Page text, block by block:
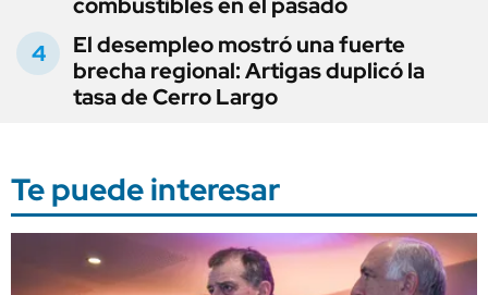
El desempleo mostró una fuerte
brecha regional: Artigas duplicó la
tasa de Cerro Largo
Te puede interesar